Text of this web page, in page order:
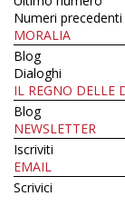
Numeri precedenti
MORALIA
Blog
Dialoghi
IL REGNO DELLE
Blog
NEWSLETTER
Iscriviti
EMAIL
Scrivici